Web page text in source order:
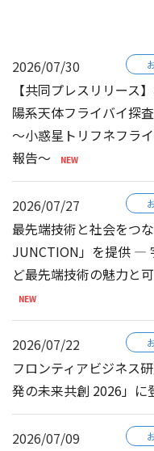
2026/07/30
【共同プレスリリース
陽系天体フライバイ探
～小惑星トリフネフラ
報告～
2026/07/27
最先端技術と社会をつ
JUNCTION」を提供 ―
ど最先端技術の魅力と
2026/07/22
フロンティアビジネス
発の未来共創 2026」に
2026/07/09